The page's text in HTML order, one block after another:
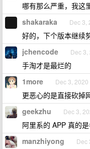
哪有那么严重，我这
shakaraka Dec 3,
好的，下个版本继续
jchencode Dec 3,
手淘才是最烂的
1more Dec 3, 2020
更恶心的是直接砍掉
geekzhu Dec 3,
阿里系的 APP 真的
manzhiyong Dec